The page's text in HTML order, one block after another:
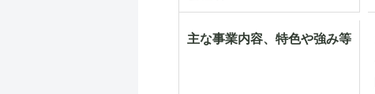
主な事業内容、特色や強み等